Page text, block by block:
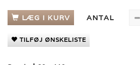
LÆG I KURV ANTAL
TILFØJ ØNSKELISTE